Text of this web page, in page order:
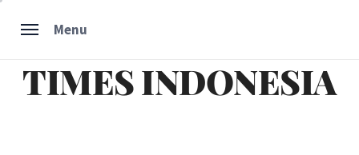
Menu
TIMES INDONESIA